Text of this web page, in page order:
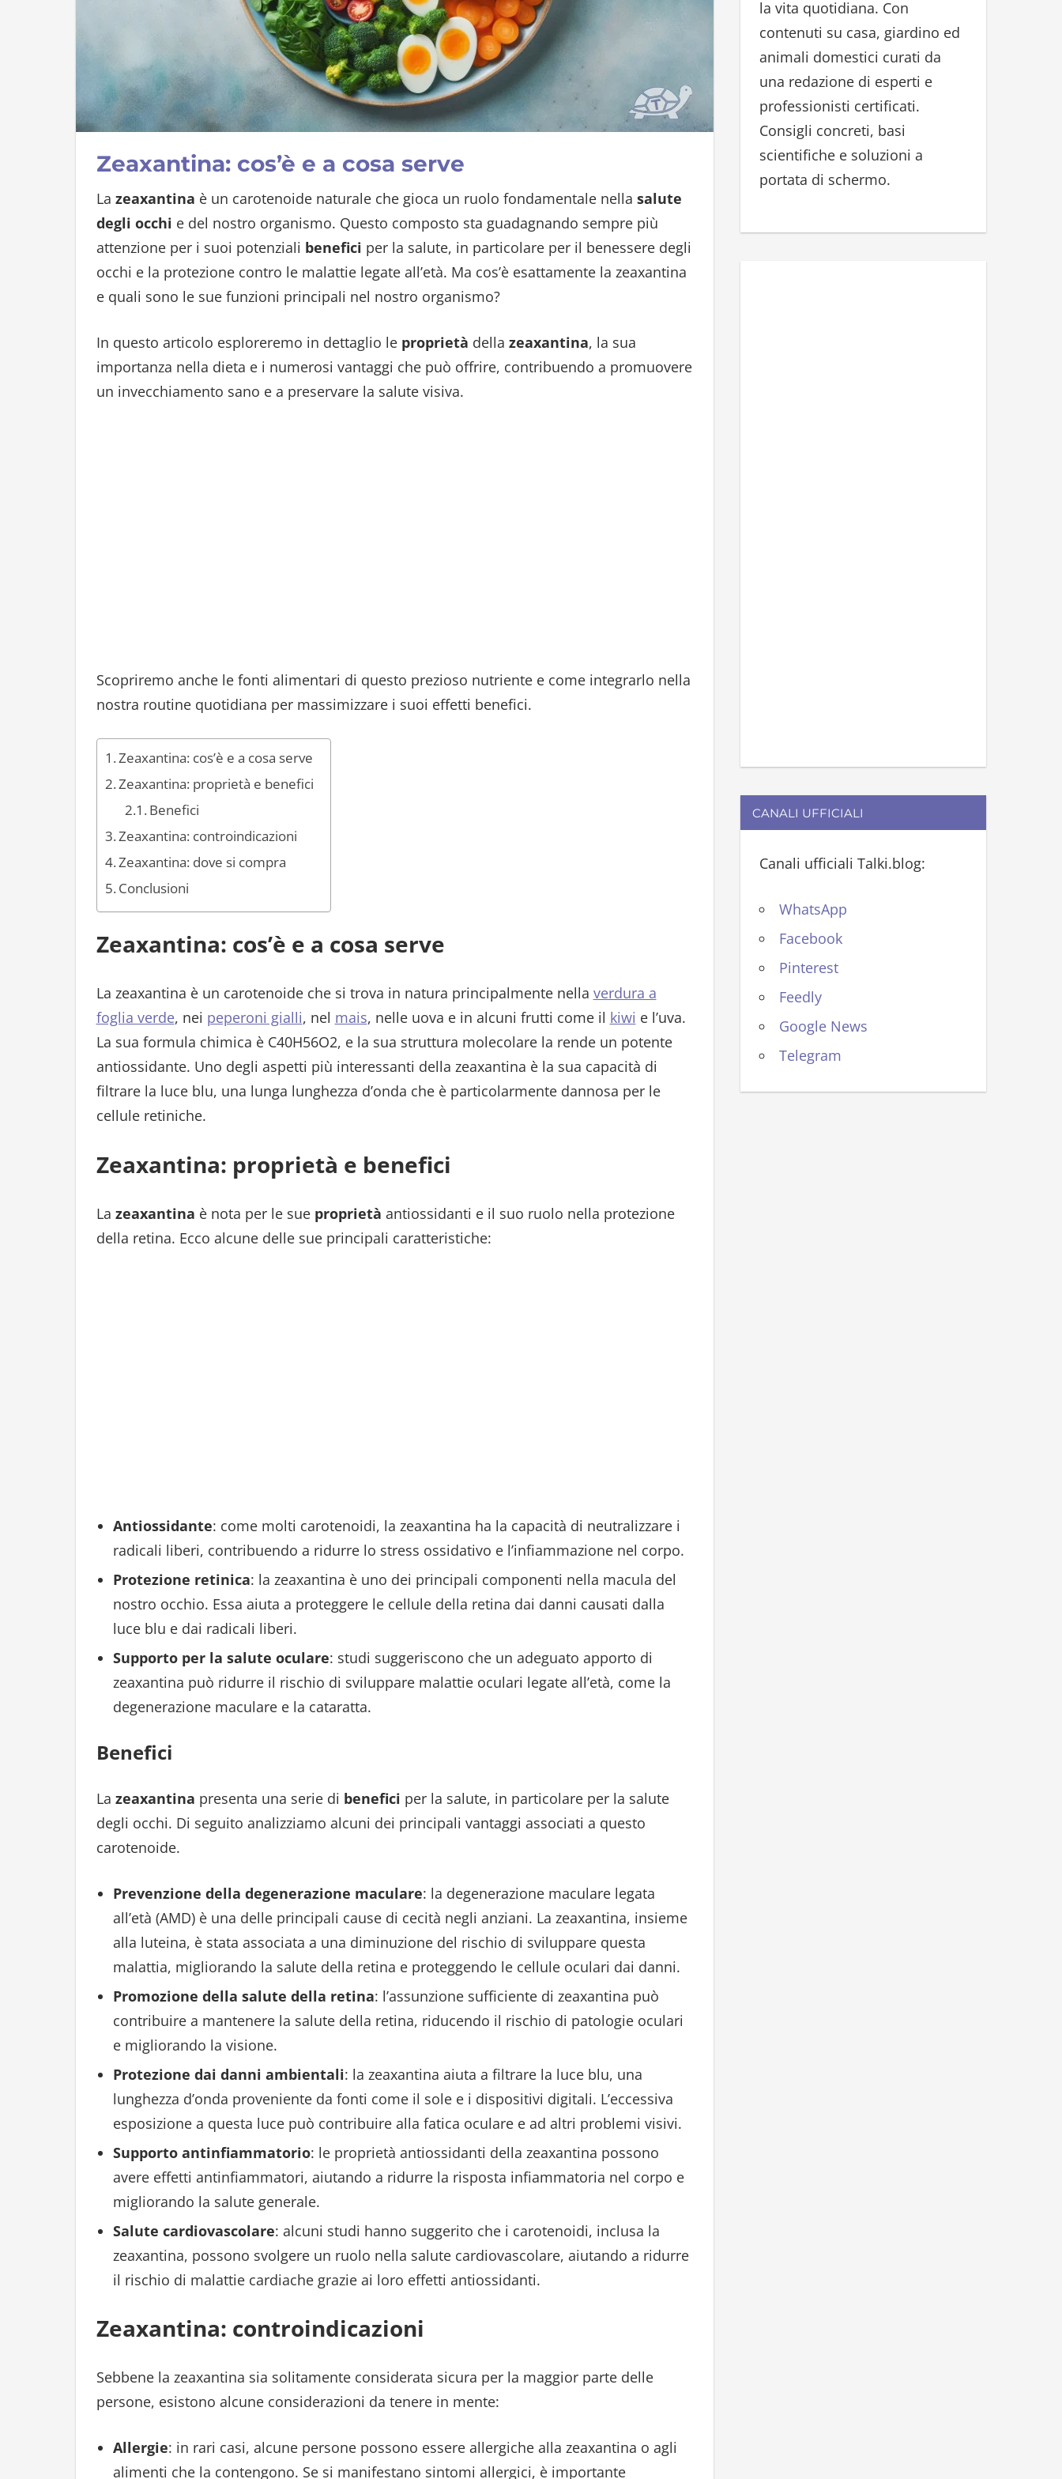
Zeaxantina: cos’è e a cosa serve
La zeaxantina è un carotenoide naturale che gioca un ruolo fondamentale nella salute
degli occhi e del nostro organismo. Questo composto sta guadagnando sempre più
attenzione per i suoi potenziali benefici per la salute, in particolare per il benessere degli
occhi e la protezione contro le malattie legate all’età. Ma cos’è esattamente la zeaxantina
e quali sono le sue funzioni principali nel nostro organismo?
In questo articolo esploreremo in dettaglio le proprietà della zeaxantina, la sua
importanza nella dieta e i numerosi vantaggi che può offrire, contribuendo a promuovere
un invecchiamento sano e a preservare la salute visiva.
Scopriremo anche le fonti alimentari di questo prezioso nutriente e come integrarlo nella
nostra routine quotidiana per massimizzare i suoi effetti benefici.
Zeaxantina: cos’è e a cosa serve
Zeaxantina: proprietà e benefici
Benefici
Zeaxantina: controindicazioni
Zeaxantina: dove si compra
Conclusioni
Zeaxantina: cos’è e a cosa serve
La zeaxantina è un carotenoide che si trova in natura principalmente nella verdura a
foglia verde, nei peperoni gialli, nel mais, nelle uova e in alcuni frutti come il kiwi e l’uva.
La sua formula chimica è C40H56O2, e la sua struttura molecolare la rende un potente
antiossidante. Uno degli aspetti più interessanti della zeaxantina è la sua capacità di
filtrare la luce blu, una lunga lunghezza d’onda che è particolarmente dannosa per le
cellule retiniche.
Zeaxantina: proprietà e benefici
La zeaxantina è nota per le sue proprietà antiossidanti e il suo ruolo nella protezione
della retina. Ecco alcune delle sue principali caratteristiche:
Antiossidante: come molti carotenoidi, la zeaxantina ha la capacità di neutralizzare i
radicali liberi, contribuendo a ridurre lo stress ossidativo e l’infiammazione nel corpo.
Protezione retinica: la zeaxantina è uno dei principali componenti nella macula del
nostro occhio. Essa aiuta a proteggere le cellule della retina dai danni causati dalla
luce blu e dai radicali liberi.
Supporto per la salute oculare: studi suggeriscono che un adeguato apporto di
zeaxantina può ridurre il rischio di sviluppare malattie oculari legate all’età, come la
degenerazione maculare e la cataratta.
Benefici
La zeaxantina presenta una serie di benefici per la salute, in particolare per la salute
degli occhi. Di seguito analizziamo alcuni dei principali vantaggi associati a questo
carotenoide.
Prevenzione della degenerazione maculare: la degenerazione maculare legata
all’età (AMD) è una delle principali cause di cecità negli anziani. La zeaxantina, insieme
alla luteina, è stata associata a una diminuzione del rischio di sviluppare questa
malattia, migliorando la salute della retina e proteggendo le cellule oculari dai danni.
Promozione della salute della retina: l’assunzione sufficiente di zeaxantina può
contribuire a mantenere la salute della retina, riducendo il rischio di patologie oculari
e migliorando la visione.
Protezione dai danni ambientali: la zeaxantina aiuta a filtrare la luce blu, una
lunghezza d’onda proveniente da fonti come il sole e i dispositivi digitali. L’eccessiva
esposizione a questa luce può contribuire alla fatica oculare e ad altri problemi visivi.
Supporto antinfiammatorio: le proprietà antiossidanti della zeaxantina possono
avere effetti antinfiammatori, aiutando a ridurre la risposta infiammatoria nel corpo e
migliorando la salute generale.
Salute cardiovascolare: alcuni studi hanno suggerito che i carotenoidi, inclusa la
zeaxantina, possono svolgere un ruolo nella salute cardiovascolare, aiutando a ridurre
il rischio di malattie cardiache grazie ai loro effetti antiossidanti.
Zeaxantina: controindicazioni
Sebbene la zeaxantina sia solitamente considerata sicura per la maggior parte delle
persone, esistono alcune considerazioni da tenere in mente:
Allergie: in rari casi, alcune persone possono essere allergiche alla zeaxantina o agli
alimenti che la contengono. Se si manifestano sintomi allergici, è importante
r
:
la vita quotidiana. Con
contenuti su casa, giardino ed
animali domestici curati da
una redazione di esperti e
professionisti certificati.
Consigli concreti, basi
scientifiche e soluzioni a
portata di schermo.
CANALI UFFICIALI
Canali ufficiali Talki.blog:
WhatsApp
Facebook
Pinterest
Feedly
Google News
Telegram